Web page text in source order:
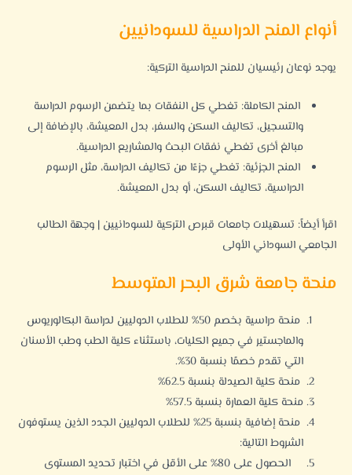
أنواع المنح الدراسية للسودانيين
يوجد نوعان رئيسيان للمنح الدراسية التركية:
المنح الكاملة: تغطي كل النفقات بما يتضمن الرسوم الدراسة
والتسجيل، تكاليف السكن والسفر، بدل المعيشة، بالإضافة إلى
مبالغ أخرى تغطي نفقات البحث والمشاريع الدراسية.
المنح الجزئية: تغطي جزءًا من تكاليف الدراسة، مثل الرسوم
الدراسية، تكاليف السكن، أو بدل المعيشة.
اقرأ أيضاً: تسهيلات جامعات قبرص التركية للسودانيين | وجهة الطالب
الجامعي السوداني الأولى
منحة جامعة شرق البحر المتوسط
منحة دراسية بخصم 50% للطلاب الدوليين لدراسة البكالوريوس
والماجستير في جميع الكليات، باستثناء كلية الطب وطب الأسنان
التي تقدم خصمًا بنسبة 30%.
منحة كلية الصيدلة بنسبة 62.5%
منحة كلية العمارة بنسبة 57.5%
منحة إضافية بنسبة 25% للطلاب الدوليين الجدد الذين يستوفون
الشروط التالية:
الحصول على 80% على الأقل في اختبار تحديد المستوى